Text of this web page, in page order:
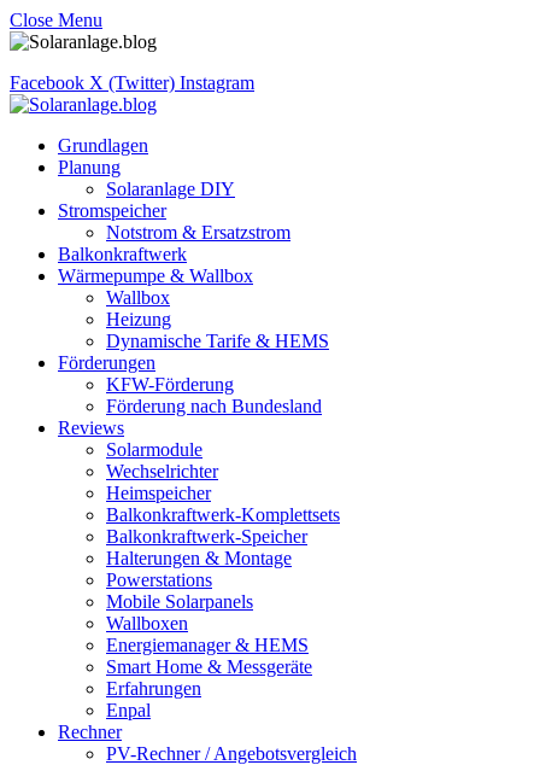
Close Menu
Facebook X (Twitter) Instagram
Grundlagen
Planung
Solaranlage DIY
Stromspeicher
Notstrom & Ersatzstrom
Balkonkraftwerk
Wärmepumpe & Wallbox
Wallbox
Heizung
Dynamische Tarife & HEMS
Förderungen
KFW-Förderung
Förderung nach Bundesland
Reviews
Solarmodule
Wechselrichter
Heimspeicher
Balkonkraftwerk-Komplettsets
Balkonkraftwerk-Speicher
Halterungen & Montage
Powerstations
Mobile Solarpanels
Wallboxen
Energiemanager & HEMS
Smart Home & Messgeräte
Erfahrungen
Enpal
Rechner
PV-Rechner / Angebotsvergleich